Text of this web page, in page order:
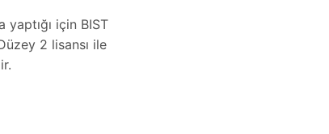
için BIST
2 lisansı ile